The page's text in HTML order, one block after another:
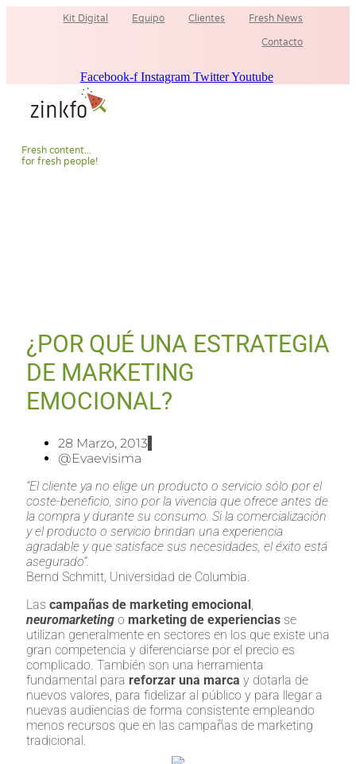
Kit Digital Equipo Clientes Fresh News
Contacto
Facebook-f Instagram TwitterYoutube
Fresh content...
for fresh people!
¿POR QUÉ UNA ESTRATEGIA
DE MARKETING
EMOCIONAL?
28 Marzo, 2013
@evaevisima
“El cliente ya no elige un producto o servicio sólo por el
coste-beneficio, sino por la vivencia que ofrece antes de
la compra y durante su consumo. Si la comercialización
y el producto o servicio brindan una experiencia
agradable y que satisface sus necesidades, el éxito está
asegurado”.
Bernd Schmitt, Universidad de Columbia.
Las campañas de marketing emocional,
neuromarketing o marketing de experiencias se
utilizan generalmente en sectores en los que existe una
gran competencia y diferenciarse por el precio es
complicado. También son una herramienta
fundamental para reforzar una marca y dotarla de
nuevos valores, para fidelizar al público y para llegar a
nuevas audiencias de forma consistente empleando
menos recursos que en las campañas de marketing
tradicional.